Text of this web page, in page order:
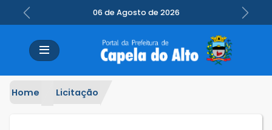
06 de Agosto de 2026
Previous Next
Home Licitação